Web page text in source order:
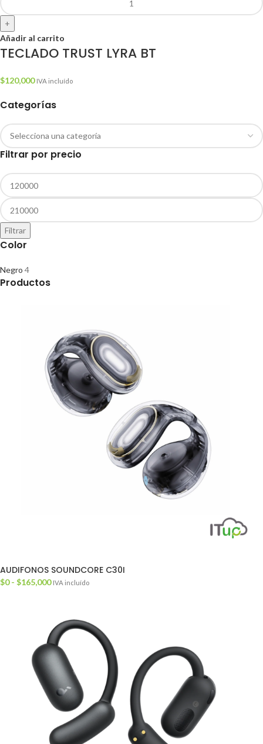
Categorías
Filtrar por precio
Filtrar
Color
Negro 4
Productos
AUDIFONOS SOUNDCORE C30I
$0 - $165,000 IVA incluído
+
Añadir al carrito
TECLADO TRUST LYRA BT
$120,000 IVA incluído